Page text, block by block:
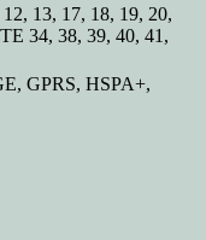
13, 17, 18, 19, 20,
34, 38, 39, 40, 41,
GPRS, HSPA+,